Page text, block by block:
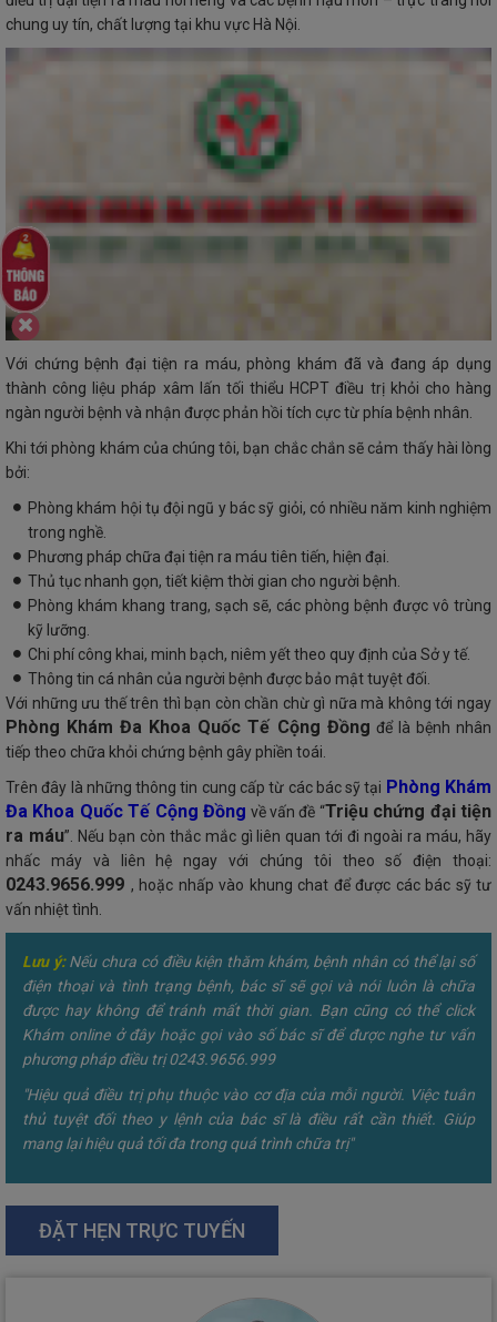
chung uy tín, chất lượng tại khu vực Hà Nội.
Với chứng bệnh đại tiện ra máu, phòng khám đã và đang áp dụng
thành công liệu pháp xâm lấn tối thiểu HCPT điều trị khỏi cho hàng
ngàn người bệnh và nhận được phản hồi tích cực từ phía bệnh nhân.
Khi tới phòng khám của chúng tôi, bạn chắc chắn sẽ cảm thấy hài lòng
bởi:
Phòng khám hội tụ đội ngũ y bác sỹ giỏi, có nhiều năm kinh nghiệm
trong nghề.
Phương pháp chữa đại tiện ra máu tiên tiến, hiện đại.
Thủ tục nhanh gọn, tiết kiệm thời gian cho người bệnh.
Phòng khám khang trang, sạch sẽ, các phòng bệnh được vô trùng
kỹ lưỡng.
Chi phí công khai, minh bạch, niêm yết theo quy định của Sở y tế.
Thông tin cá nhân của người bệnh được bảo mật tuyệt đối.
Với những ưu thế trên thì bạn còn chần chừ gì nữa mà không tới ngay
Phòng Khám Đa Khoa Quốc Tế Cộng Đồng để là bệnh nhân
tiếp theo chữa khỏi chứng bệnh gây phiền toái.
Trên đây là những thông tin cung cấp từ các bác sỹ tại Phòng Khám
Đa Khoa Quốc Tế Cộng Đồng về vấn đề “Triệu chứng đại tiện
ra máu”. Nếu bạn còn thắc mắc gì liên quan tới đi ngoài ra máu, hãy
nhấc máy và liên hệ ngay với chúng tôi theo số điện thoại:
0243.9656.999 , hoặc nhấp vào khung chat để được các bác sỹ tư
vấn nhiệt tình.
Lưu ý:Nếu chưa có điều kiện thăm khám, bệnh nhân có thể lại số
điện thoại và tình trạng bệnh, bác sĩ sẽ gọi và nói luôn là chữa
được hay không để tránh mất thời gian. Bạn cũng có thể click
Khám online ở đây hoặc gọi vào số bác sĩ để được nghe tư vấn
phương pháp điều trị 0243.9656.999
"Hiệu quả điều trị phụ thuộc vào cơ địa của mỗi người. Việc tuân
thủ tuyệt đối theo y lệnh của bác sĩ là điều rất cần thiết. Giúp
mang lại hiệu quả tối đa trong quá trình chữa trị"
ĐẶT HẸN TRỰC TUYẾN